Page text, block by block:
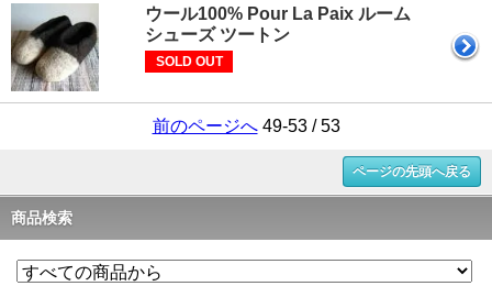
ウール100% Pour La Paix ルーム
シューズ ツートン
SOLD OUT
前のページへ49-53 / 53
ページの先頭へ戻る
商品検索